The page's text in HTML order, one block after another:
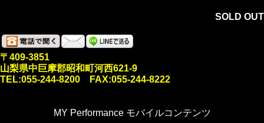
SOLD OUT
〒409-3851
山梨県中巨摩郡昭和町河西621-9
TEL:055-244-8200 FAX:055-244-8222
MY Performance モバイルコンテンツ